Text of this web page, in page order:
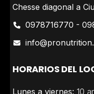
Chesse diagonal a
0978716770 -
HORARIOS DEL
Lunes a viernes: 10